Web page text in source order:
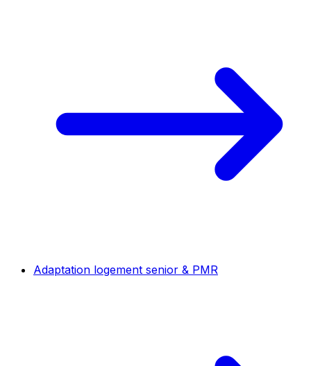
Adaptation logement senior & PMR